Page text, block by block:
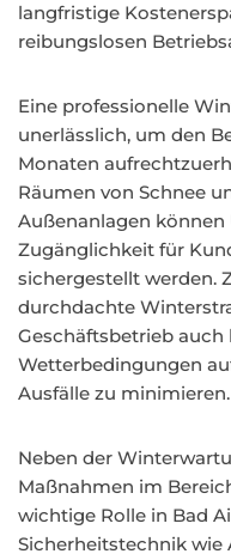
langfristige
reibungslosen
Eine professionelle
unerlässlich, um den
Monaten
Räumen von Schnee
Außenanlagen
Zugänglichkeit für
sichergestellt werden.
durchdachte
Geschäftsbetrieb auch
Wetterbedingungen
Ausfälle zu minimieren.
Neben der
Maßnahmen im
wichtige Rolle in Bad
Sicherheitstechnik wie